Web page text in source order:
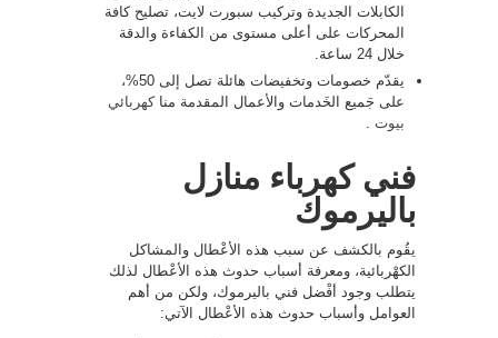
الكابلات الجديدة وتركيب سبورت لايت، تصليح كافة
المحركات على أعلى مستوى من الكفاءة والدقة
خلال 24 ساعة.
يقدّم خصومات وتخفيضات هائلة تصل إلى 50%،
على جَميع الخَدمات والأعمال المقدمة مناكهربائي
بيوت
فني كهرباء منازل
باليرموك
يقُوم بالكشف عن سبب هذه الأعْطال والمشاكل
الكهْربائية، ومعرفة أسباب حدوث هذه الأعْطال لذلك
يتطلب وجود أفْضل فني باليرموك، ولكن من أهم
العوامل وأسباب حدوث هذه الأعْطال الآتي: